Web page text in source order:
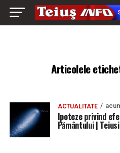
Articolele
ACTUALITATE
Ipoteze privind
Pământului |